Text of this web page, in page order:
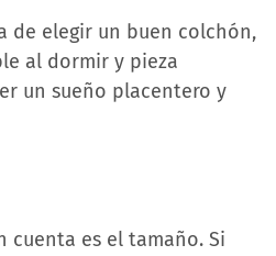
de elegir un buen colchón,
al dormir y pieza
un sueño placentero y
cuenta es el tamaño. Si